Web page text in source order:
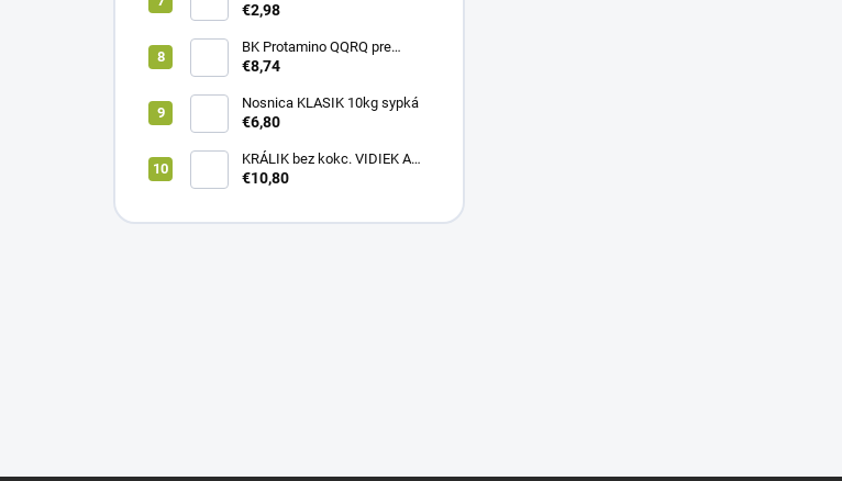
1kartón)
€2,98
BK Protamino QQRQ pre
nosnice 5kg SANO
€8,74
Nosnica KLASIK 10kg sypká
€6,80
KRÁLIK bez kokc. VIDIEK A
TRADÍCIA 20kg (1paleta/
€10,80